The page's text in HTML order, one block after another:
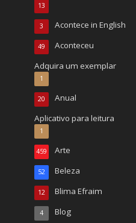
13
Acontece in English
3
Aconteceu
49
Adquira um exemplar
1
Anual
20
Aplicativo para leitura
1
Arte
459
Beleza
52
Blima Efraim
12
Blog
4